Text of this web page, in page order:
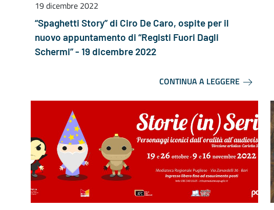
19 dicembre 2022
“Spaghetti Story” di Ciro De Caro, ospite per il
nuovo appuntamento di “Registi Fuori Dagli
Schermi” - 19 dicembre 2022
CONTINUA A LEGGERE